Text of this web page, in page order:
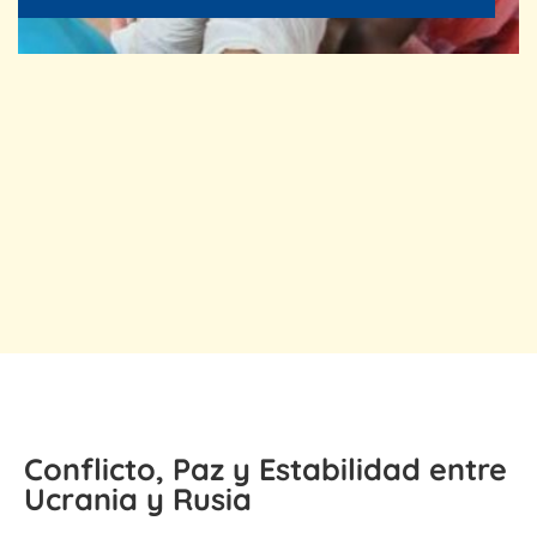
Conflicto, Paz y Estabilidad entre
Ucrania y Rusia